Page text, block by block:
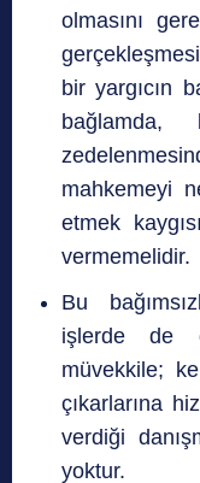
olmasını
bir yargıcın
bağlamda,
mahkemeyi
etmek
vermemelidir.
Bu
işlerde de
müvekkile;
çıkarlarına
verdiği
yoktur.